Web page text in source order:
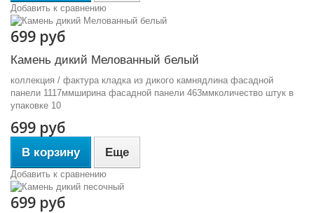
Добавить к сравнению
699 руб
Камень дикий Мелованный белый
коллекция / фактура кладка из дикого камнядлина фасадной
панели 1117ммширина фасадной панели 463ммколичество штук в
упаковке 10
699 руб
В корзину Еще
Добавить к сравнению
699 руб